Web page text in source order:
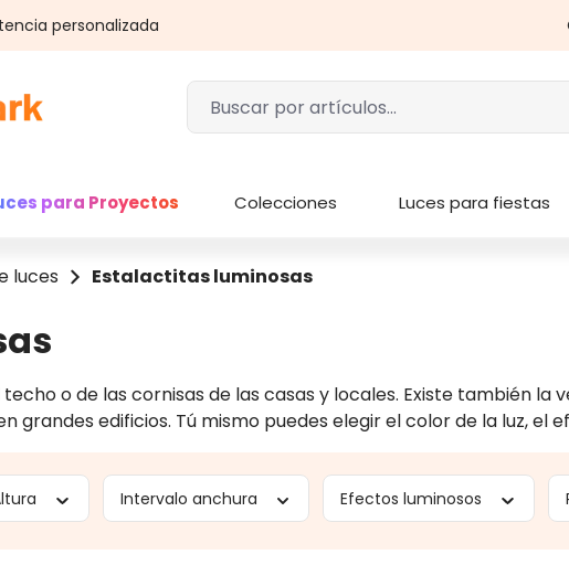
personalizada
para Proyectos Colecciones Luces para fiestas
luces Estalactitas luminosas
o de las cornisas de las casas y locales. Existe también
grandes edificios. Tú mismo puedes elegir el color de la luz, el
Intervalo anchura Efectos luminosos